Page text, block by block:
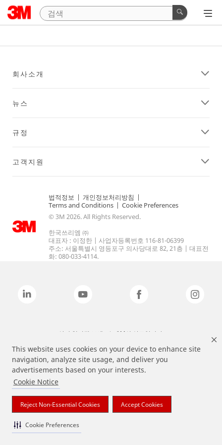
This website uses cookies on your device to enhance site
navigation, analyze site usage, and deliver you
advertisements based on your interests.
Cookie Notice
Reject Non-Essential Cookies Accept Cookies
Cookie Preferences
회사소개
뉴스
규정
고객지원
법적정보 | 개인정보처리방침 |
Terms and Conditions | Cookie Preferences
© 3M 2026. All Rights Reserved.
한국쓰리엠 ㈜
대표자 : 이정한 | 사업자등록번호 116-81-06399
주소: 서울특별시 영등포구 의사당대로 82, 21층 | 대표전
화: 080-033-4114.
상기 열거된 브랜드는 3M의 상표입니다.